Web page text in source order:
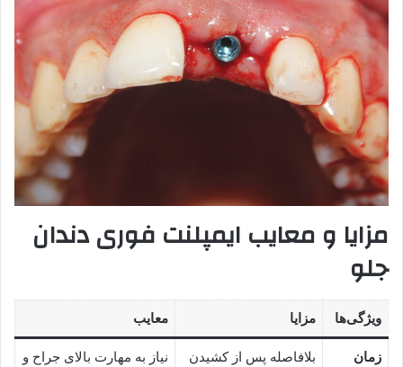
مزایا و معایب ایمپلنت فوری دندان
جلو
ویژگی‌ها مزایا معایب
زمان
بلافاصله پس از کشیدن
نیاز به مهارت بالای جراح و